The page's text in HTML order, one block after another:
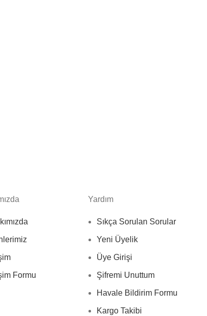
Formu
Yardım
Sıkça Sorulan Sorular
Yeni Üyelik
Üye Girişi
Şifremi Unuttum
Havale Bildirim Formu
Kargo Takibi